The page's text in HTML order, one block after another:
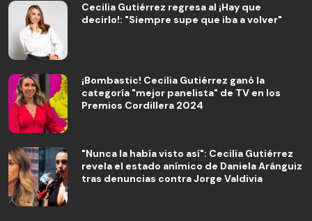
Cecilia Gutiérrez regresa al ¡Hay que
decirlo!: "Siempre supe que iba a volver"
¡Bombastic! Cecilia Gutiérrez ganó la
categoría "mejor panelista" de TV en los
Premios Cordillera 2024
"Nunca la había visto así": Cecilia Gutiérrez
revela el estado anímico de Daniela Aránguiz
tras denuncias contra Jorge Valdivia